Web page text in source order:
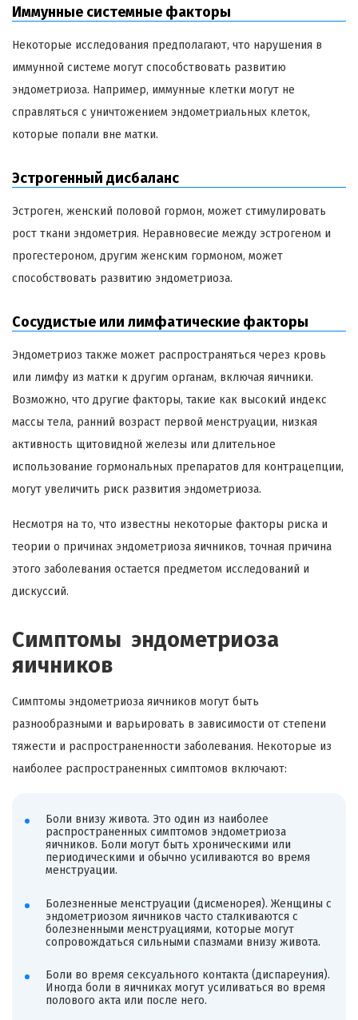
Иммунные системные факторы
Некоторые исследования предполагают, что нарушения в
иммунной системе могут способствовать развитию
эндометриоза. Например, иммунные клетки могут не
справляться с уничтожением эндометриальных клеток,
которые попали вне матки.
Эстрогенный дисбаланс
Эстроген, женский половой гормон, может стимулировать
рост ткани эндометрия. Неравновесие между эстрогеном и
прогестероном, другим женским гормоном, может
способствовать развитию эндометриоза.
Сосудистые или лимфатические факторы
Эндометриоз также может распространяться через кровь
или лимфу из матки к другим органам, включая яичники.
Возможно, что другие факторы, такие как высокий индекс
массы тела, ранний возраст первой менструации, низкая
активность щитовидной железы или длительное
использование гормональных препаратов для контрацепции,
могут увеличить риск развития эндометриоза.
Несмотря на то, что известны некоторые факторы риска и
теории о причинах эндометриоза яичников, точная причина
этого заболевания остается предметом исследований и
дискуссий.
Симптомы эндометриоза
яичников
Симптомы эндометриоза яичников могут быть
разнообразными и варьировать в зависимости от степени
тяжести и распространенности заболевания. Некоторые из
наиболее распространенных симптомов включают:
Боли внизу живота. Это один из наиболее
распространенных симптомов эндометриоза
яичников. Боли могут быть хроническими или
периодическими и обычно усиливаются во время
менструации.
Болезненные менструации (дисменорея). Женщины с
эндометриозом яичников часто сталкиваются с
болезненными менструациями, которые могут
сопровождаться сильными спазмами внизу живота.
Боли во время сексуального контакта (диспареуния).
Иногда боли в яичниках могут усиливаться во время
полового акта или после него.